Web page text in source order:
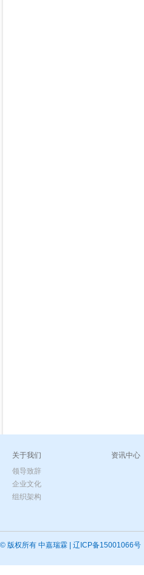
关于我们
领导致辞
企业文化
组织架构
资讯中心
© 版权所有 中嘉瑞霖 辽ICP备15001066号